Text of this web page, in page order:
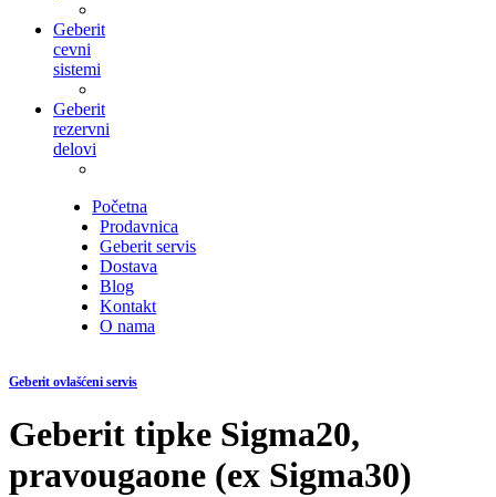
Geberit
cevni
sistemi
Geberit
rezervni
delovi
Početna
Prodavnica
Geberit servis
Dostava
Blog
Kontakt
O nama
Geberit ovlašćeni servis
Geberit tipke Sigma20,
pravougaone (ex Sigma30)